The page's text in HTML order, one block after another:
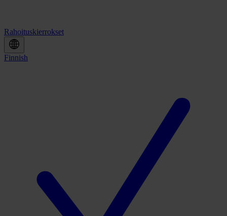
Rahoituskierrokset
Finnish